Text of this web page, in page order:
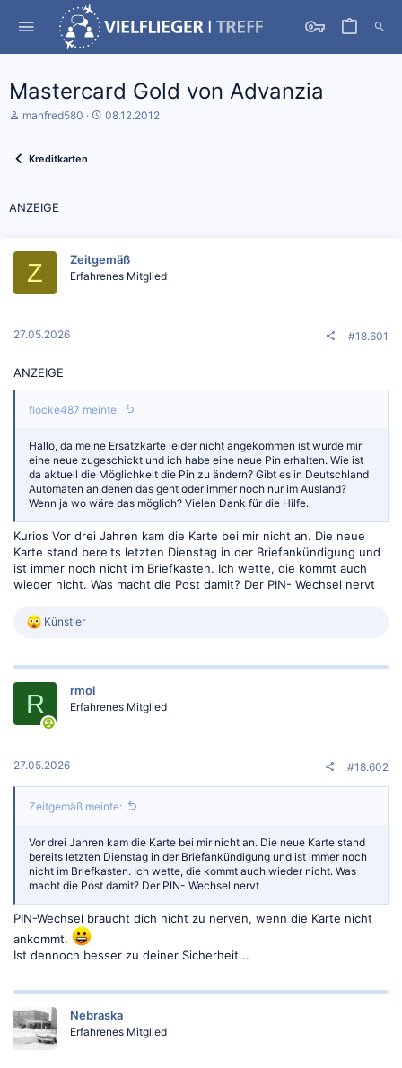
Mastercard Gold von Advanzia
S
r
*
manfred580
D
08.12.2012
Kreditkarten
ANZEIGE
Z Zeitgemäß
Erfahrenes Mitglied
27.05.2026 #18.601
ANZEIGE
flocke487 meinte:
Hallo, da meine Ersatzkarte leider nicht angekommen ist wurde mir
eine neue zugeschickt und ich habe eine neue Pin erhalten. Wie ist
da aktuell die Möglichkeit die Pin zu ändern? Gibt es in Deutschland
Automaten an denen das geht oder immer noch nur im Ausland?
Wenn ja wo wäre das möglich? Vielen Dank für die Hilfe.
Kurios Vor drei Jahren kam die Karte bei mir nicht an. Die neue
Karte stand bereits letzten Dienstag in der Briefankündigung und
ist immer noch nicht im Briefkasten. Ich wette, die kommt auch
wieder nicht. Was macht die Post damit? Der PIN- Wechsel nervt
R
k
n
:
Künstler
R rmol
Erfahrenes Mitglied
27.05.2026 #18.602
Zeitgemäß meinte:
Vor drei Jahren kam die Karte bei mir nicht an. Die neue Karte stand
bereits letzten Dienstag in der Briefankündigung und ist immer noch
nicht im Briefkasten. Ich wette, die kommt auch wieder nicht. Was
macht die Post damit? Der PIN- Wechsel nervt
PIN-Wechsel braucht dich nicht zu nerven, wenn die Karte nicht
ankommt.
Ist dennoch besser zu deiner Sicherheit...
Nebraska
Erfahrenes Mitglied